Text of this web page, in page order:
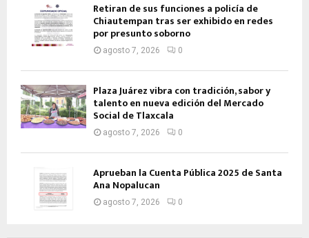
Retiran de sus funciones a policía de
Chiautempan tras ser exhibido en redes
por presunto soborno
agosto 7, 2026 0
Plaza Juárez vibra con tradición, sabor y
talento en nueva edición del Mercado
Social de Tlaxcala
agosto 7, 2026 0
Aprueban la Cuenta Pública 2025 de Santa
Ana Nopalucan
agosto 7, 2026 0